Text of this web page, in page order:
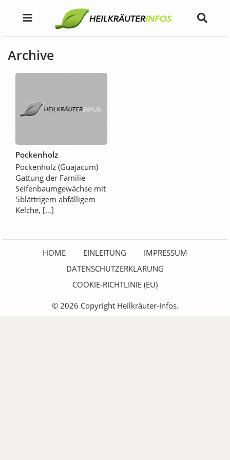
Archive
Pockenholz
Pockenholz (Guajacum)
Gattung der Familie
Seifenbaumgewächse mit
5blättrigem abfälligem
Kelche, […]
HOME EINLEITUNG
IMPRESSUM
DATENSCHUTZERKLÄRUNG
COOKIE-RICHTLINIE (EU)
© 2026 Copyright Heilkräuter-Infos.